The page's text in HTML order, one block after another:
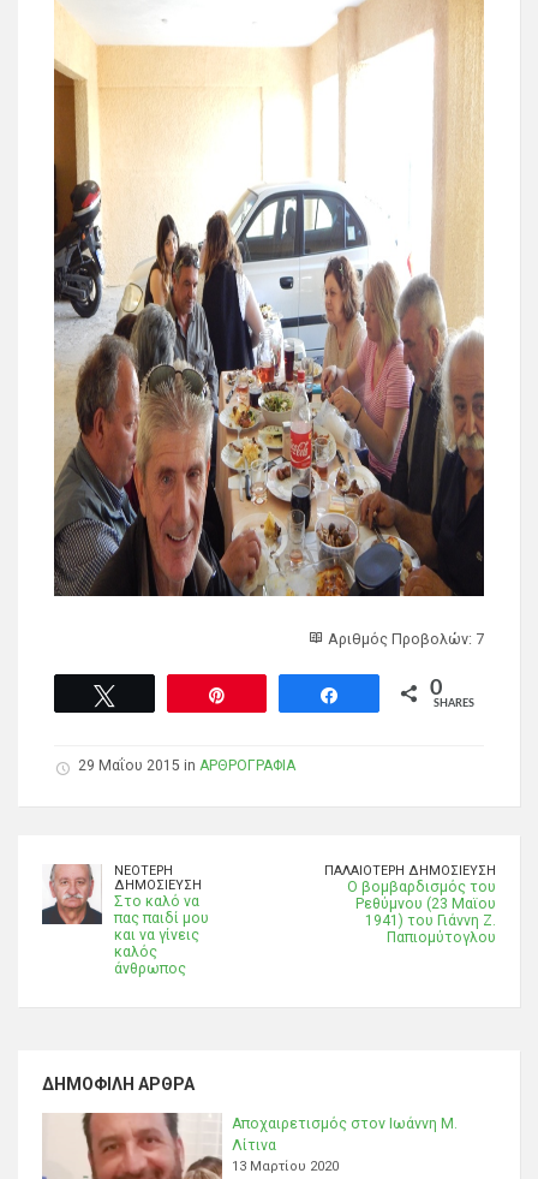
Αριθμός Προβολών: 7
0
SHARES
29 Μαΐου 2015 in ΑΡΘΡΟΓΡΑΦΙΑ
ΝΕΌΤΕΡΗ
ΔΗΜΟΣΊΕΥΣΗ
Στο καλό να
πας παιδί μου
και να γίνεις
καλός
άνθρωπος
ΠΑΛΑΙΌΤΕΡΗ ΔΗΜΟΣΊΕΥΣΗ
Ο βομβαρδισμός του
Ρεθύμνου (23 Μαϊου
1941) του Γιάννη Ζ.
Παπιομύτογλου
ΔΗΜΟΦΙΛΉ ΆΡΘΡΑ
Αποχαιρετισμός στον Ιωάννη Μ.
Λίτινα
13 Μαρτίου 2020